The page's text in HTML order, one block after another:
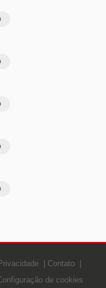
Contato
de cookies